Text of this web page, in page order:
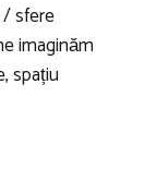
/ sfere
imaginăm
spațiu